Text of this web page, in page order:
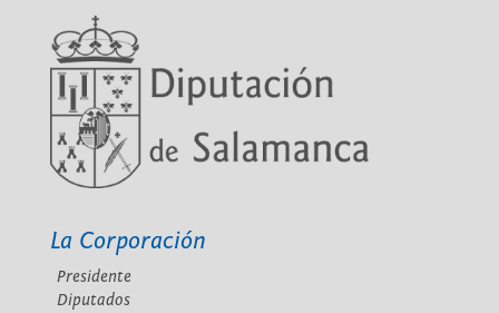
La Corporación
Presidente
Diputados